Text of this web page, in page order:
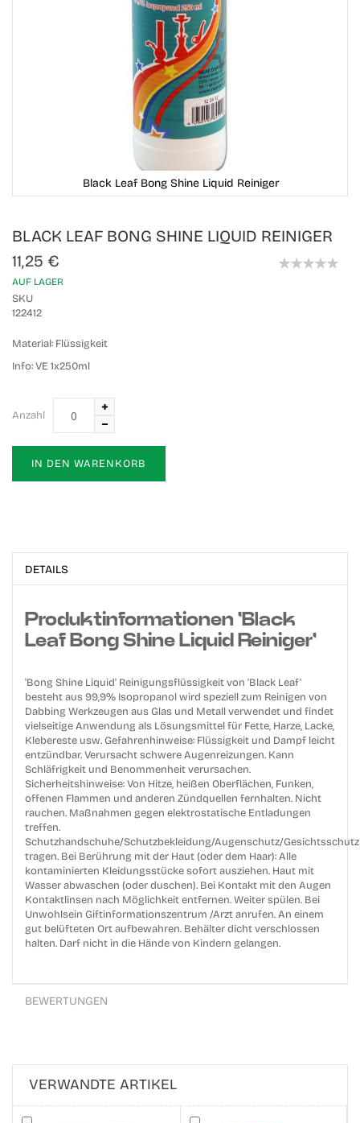
BLACK LEAF BONG SHINE LIQUID REINIGER
11,25 €
AUF LAGER
SKU
122412
Material: Flüssigkeit
Info:VE 1x250ml
Anzahl
IN DEN WARENKORB
Black Leaf Bong Shine Liquid Reiniger
to
beginning
of
images
gallery
DETAILS
Produktinformationen 'Black
Leaf Bong Shine Liquid Reiniger'
'Bong Shine Liquid' Reinigungsflüssigkeit von 'Black Leaf'
besteht aus 99,9% Isopropanol wird speziell zum Reinigen von
Dabbing Werkzeugen aus Glas und Metall verwendet und findet
vielseitige Anwendung als Lösungsmittel für Fette, Harze, Lacke,
Klebereste usw. Gefahrenhinweise: Flüssigkeit und Dampf leicht
entzündbar. Verursacht schwere Augenreizungen. Kann
Schläfrigkeit und Benommenheit verursachen.
Sicherheitshinweise: Von Hitze, heißen Oberflächen, Funken,
offenen Flammen und anderen Zündquellen fernhalten. Nicht
rauchen. Maßnahmen gegen elektrostatische Entladungen
treffen.
Schutzhandschuhe/Schutzbekleidung/Augenschutz/Gesichtsschutz
tragen. Bei Berührung mit der Haut (oder dem Haar): Alle
kontaminierten Kleidungsstücke sofort ausziehen. Haut mit
Wasser abwaschen (oder duschen). Bei Kontakt mit den Augen
Kontaktlinsen nach Möglichkeit entfernen. Weiter spülen. Bei
Unwohlsein Giftinformationszentrum /Arzt anrufen. An einem
gut belüfteten Ort aufbewahren. Behälter dicht verschlossen
halten. Darf nicht in die Hände von Kindern gelangen.
BEWERTUNGEN
VERWANDTE ARTIKEL